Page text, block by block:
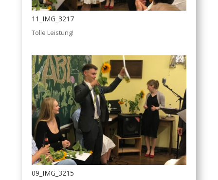
11_IMG_3217
Tolle Leistung!
09_IMG_3215